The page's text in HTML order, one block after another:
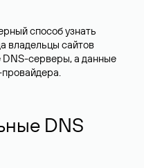
способ узнать
владельцы сайтов
DNS-серверы, а данные
провайдера.
DNS